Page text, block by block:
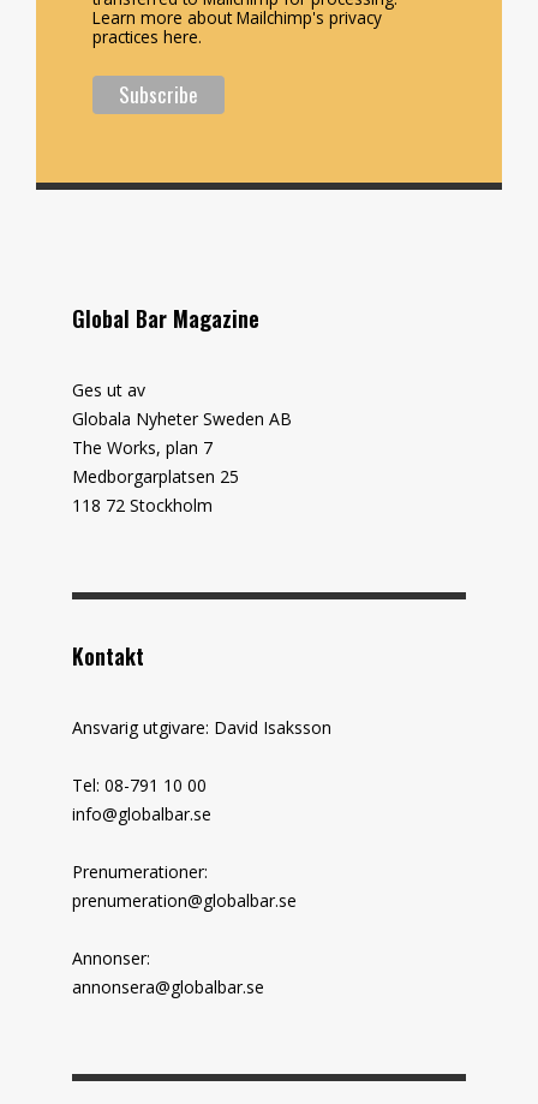
Learn more about Mailchimp's privacy
practices here.
Global Bar Magazine
Ges ut av
Globala Nyheter Sweden AB
The Works, plan 7
Medborgarplatsen 25
118 72 Stockholm
Kontakt
Ansvarig utgivare: David Isaksson
Tel: 08-791 10 00
info@globalbar.se
Prenumerationer:
prenumeration@globalbar.se
Annonser:
annonsera@globalbar.se